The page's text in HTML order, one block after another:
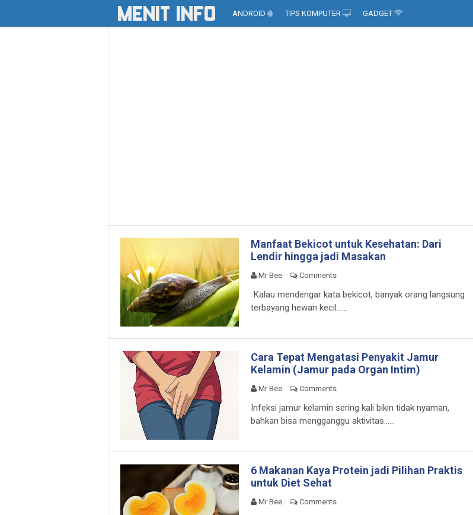
ANDROID TIPS KOMPUTER GADGET
Manfaat Bekicot untuk Kesehatan: Dari
Lendir hingga jadi Masakan
Mr Bee Comments
Kalau mendengar kata bekicot, banyak orang langsung
terbayang hewan kecil......
Cara Tepat Mengatasi Penyakit Jamur
Kelamin (Jamur pada Organ Intim)
Mr Bee Comments
Infeksi jamur kelamin sering kali bikin tidak nyaman,
bahkan bisa mengganggu aktivitas......
6 Makanan Kaya Protein jadi Pilihan Praktis
untuk Diet Sehat
Mr Bee Comments